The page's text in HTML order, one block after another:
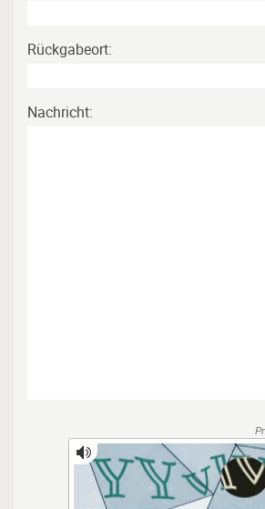
Rückgabeort:
Nachricht: